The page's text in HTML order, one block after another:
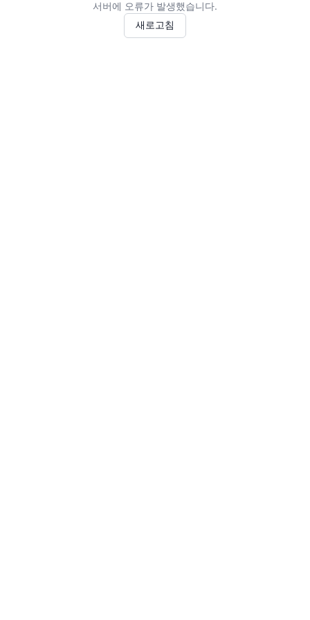
서버에 오류가 발생했습니다.
새로고침